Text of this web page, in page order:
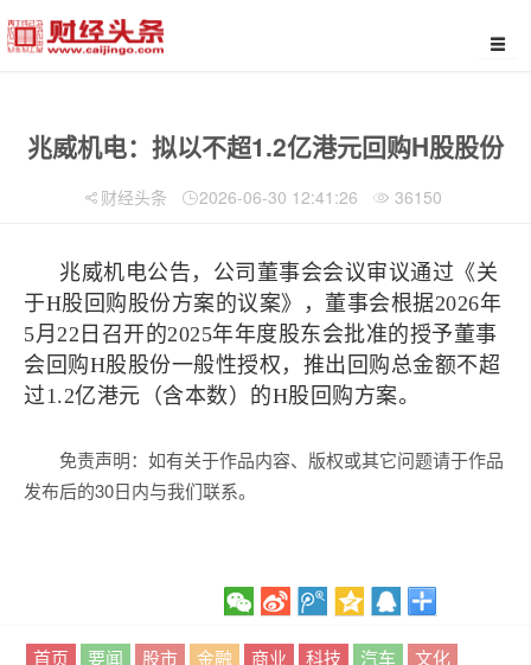
兆威机电：拟以不超1.2亿港元回购H股股份
财经头条 2026-06-30 12:41:26 36150
兆威机电公告，公司董事会会议审议通过《关
于H股回购股份方案的议案》，董事会根据2026年
5月22日召开的2025年年度股东会批准的授予董事
会回购H股股份一般性授权，推出回购总金额不超
过1.2亿港元（含本数）的H股回购方案。
免责声明：如有关于作品内容、版权或其它问题请于作品
发布后的30日内与我们联系。
首页 要闻 股市 金融 商业 科技 汽车
文化